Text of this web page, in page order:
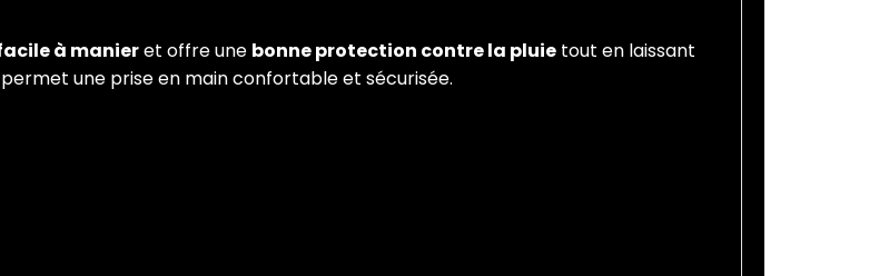
à manieret offre une bonne protection contre la pluie tout en laissant
une prise en main confortable et sécurisée.